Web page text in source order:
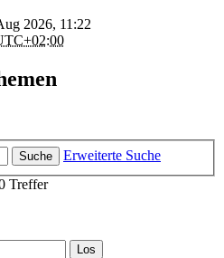
2026, 11:22
Suche
Erweiterte Suche
Treffer